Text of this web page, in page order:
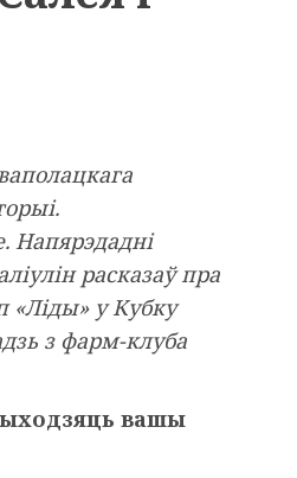
Напярэдадні
расказаў пра
«Ліды» у Кубку
з фарм-клуба
вашы